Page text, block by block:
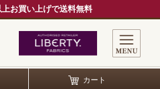
お買い上げで送料無料
カート